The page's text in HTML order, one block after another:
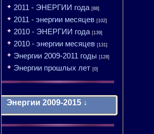
2011 - ЭНЕРГИИ года [88]
2011 - энергии месяцев [102]
2010 - ЭНЕРГИИ года [139]
2010 - энергии месяцев [131]
Энергии 2009-2011 годы [128]
Энергии прошлых лет [0]
Энергии 2009-2015 ↓